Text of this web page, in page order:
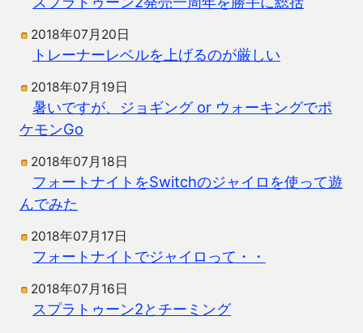
2018年07月20日
トレーナーレベルを上げるのが厳しい
2018年07月19日
暑いですが、ジョギング or ウォーキングでポ
ケモンGo
2018年07月18日
フォートナイトをSwitchのジャイロを使って遊
んでみた
2018年07月17日
フォートナイトでジャイロって・・
2018年07月16日
スプラトゥーン2とチーミング